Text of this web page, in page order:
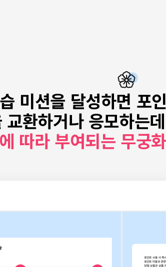
미션을 달성하면 포
교환하거나 응모하는데
따라 부여되는 무궁